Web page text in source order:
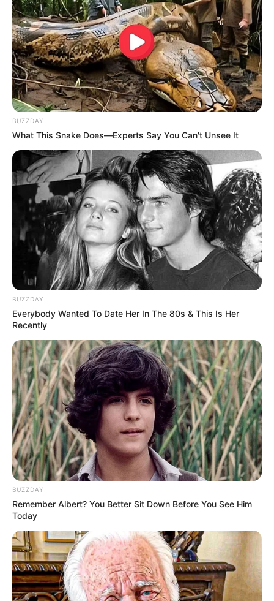
Receba notíciasdireto nocelular entrando nos nossos grupos.
Clique na opção preferida:
WhatsApp,|Telegram |Facebook ou Inscreva-se nocanal
doJASB no YouTube
BUZZDAY
What This Snake Does—Experts Say You Can't Unsee It
BUZZDAY
Everybody Wanted To Date Her In The 80s & This Is Her
Recently
BUZZDAY
Remember Albert? You Better Sit Down Before You See Him
Today